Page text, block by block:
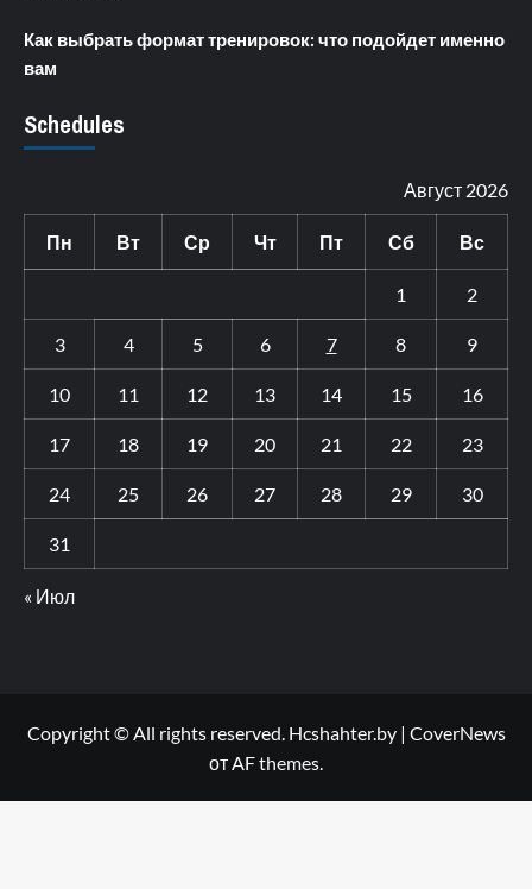
Как выбрать формат тренировок: что подойдет именно
вам
Schedules
Август 2026
Пн Вт Ср Чт Пт Сб Вс
1 2
3 4 5 6 7 8 9
10 11 12 13 14 15 16
17 18 19 20 21 22 23
24 25 26 27 28 29 30
31
« Июл
Copyright © All rights reserved. Hcshahter.by | CoverNews
от AF themes.